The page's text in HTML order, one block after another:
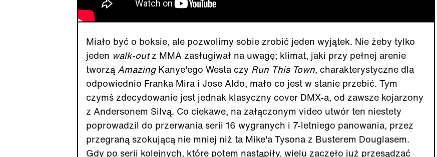
Miało być o boksie, ale pozwolimy sobie zrobić jeden wyjątek. Nie żeby tylko
jeden walk-outz MMA zasługiwał na uwagę; klimat, jaki przy pełnej arenie
tworząAmazingKanye'ego Westa czy Run This Town, charakterystyczne dla
odpowiednio Franka Mira i Jose Aldo, mało co jest w stanie przebić. Tym
czymś zdecydowanie jest jednak klasyczny cover DMX-a, od zawsze kojarzony
z Andersonem Silvą. Co ciekawe, na załączonym video utwór ten niestety
poprowadzil do przerwania serii 16 wygranych i 7-letniego panowania, przez
przegraną szokującą nie mniej niż ta Mike'a Tysona z Busterem Douglasem.
Gdy po serii kolejnych, które potem nastąpiły, wielu zaczęło już przesądzać